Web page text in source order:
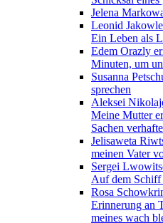
Jelena
Leonid
Ein Leben als
Edem Orazly
Minuten, um
Susanna
sprechen
Aleksei
Meine Mutter
Sachen
Jelisaweta
meinen Vater
Sergei
Auf dem Schiff
Rosa
Erinnerung an
meines wach